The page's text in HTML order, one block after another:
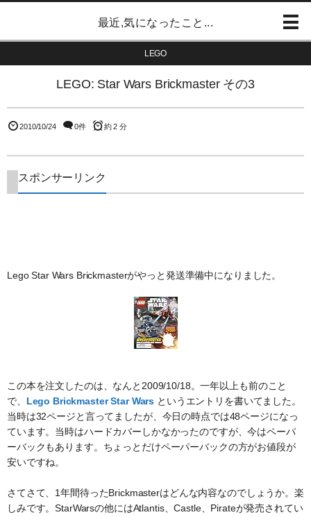
最近,気になったこと...
LEGO
LEGO: Star Wars Brickmaster その3
2010/10/24 0件 約 2 分
スポンサーリンク
Lego Star Wars Brickmasterがやっと発送準備中になりました。
この本を注文したのは、なんと2009/10/18。一年以上も前のこと
で、 Lego Brickmaster Star Wars というエントリを書いてました。
当時は32ページと言ってましたが、今日の時点では48ページになっ
ています。当時はハードカバーしかなかったのですが、今はペーパ
ーバックもあります。ちょっとだけペーパーバックの方がお値段が
安いですね。
さてさて、1年間待ったBrickmasterはどんな内容なのでしょうか。楽
しみです。StarWarsの他にはAtlantis、Castle、Pirateが発売されてい